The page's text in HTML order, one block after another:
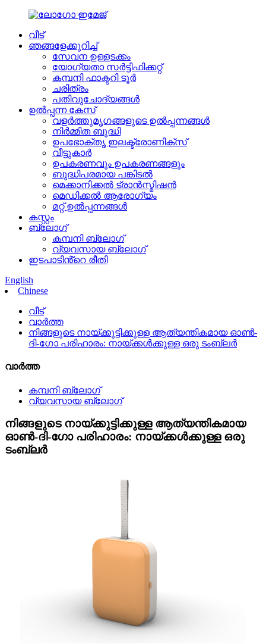
വീട്
ഞങ്ങളേക്കുറിച്ച്
സേവന ഉള്ളടക്കം
യോഗ്യതാ സർട്ടിഫിക്കറ്റ്
കമ്പനി ഫാക്ടറി ടൂർ
ചരിത്രം
പതിവുചോദ്യങ്ങൾ
ഉൽപ്പന്ന കേസ്
വളർത്തുമൃഗങ്ങളുടെ ഉൽപ്പന്നങ്ങൾ
നിർമ്മിത ബുദ്ധി
ഉപഭോക്തൃ ഇലക്ട്രോണിക്സ്
വീട്ടുകാർ
ഉപകരണവും ഉപകരണങ്ങളും
ബുദ്ധിപരമായ പങ്കിടൽ
മെക്കാനിക്കൽ ട്രാൻസ്മിഷൻ
മെഡിക്കൽ ആരോഗ്യം
മറ്റ് ഉൽപ്പന്നങ്ങൾ
കസ്റ്റം
ബ്ലോഗ്
കമ്പനി ബ്ലോഗ്
വ്യവസായ ബ്ലോഗ്
ഇടപാടിൻ്റെ രീതി
English
Chinese
വീട്
വാർത്ത
നിങ്ങളുടെ നായ്ക്കുട്ടിക്കുള്ള ആത്യന്തികമായ ഓൺ-
ദി-ഗോ പരിഹാരം: നായ്ക്കൾക്കുള്ള ഒരു ടംബ്ലർ
വാർത്ത
കമ്പനി ബ്ലോഗ്
വ്യവസായ ബ്ലോഗ്
നിങ്ങളുടെ നായ്ക്കുട്ടിക്കുള്ള ആത്യന്തികമായ
ഓൺ-ദി-ഗോ പരിഹാരം: നായ്ക്കൾക്കുള്ള ഒരു
ടംബ്ലർ